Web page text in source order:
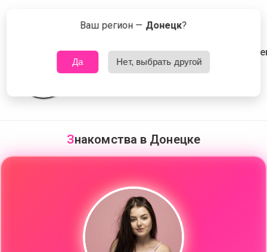
Сейчас знакомятся в Донецке Что это?
Знакомства в Донецке
Ваш регион — Донецк?
Да Нет, выбрать другой